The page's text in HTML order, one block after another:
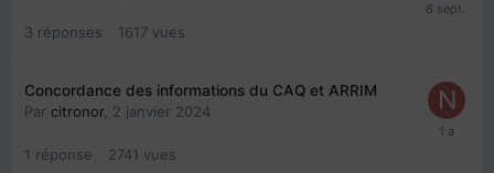
3 réponses 1617 vues
Concordance des informations du CAQ et ARRIM
Par citronor, 2 janvier 2024
1 réponse 2741 vues